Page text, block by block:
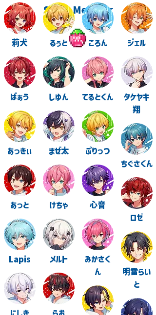
STPR Member
莉犬
ばぁう
あっきぃ
あっと
Lapis
るぅと
しゆん
まぜ太
けちゃ
メルト
ころん
てるとくん
ぷりっつ
心音
みかさく
ん
ジェル
タケヤキ
翔
ちぐさくん
ロゼ
明雷らい
と